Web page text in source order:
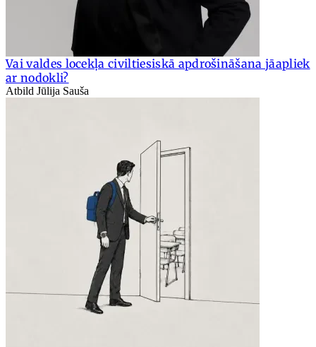
Vai valdes locekļa civiltiesiskā apdrošināšana jāapliek
ar nodokli?
Atbild Jūlija Sauša